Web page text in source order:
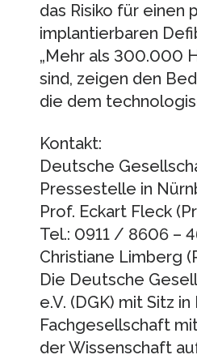
das Risiko für einen
implantierbaren
„Mehr als 300.000
sind, zeigen den
die dem
Kontakt:
Deutsche
Pressestelle in
Prof. Eckart Fleck
Tel.: 0911 / 8606 –
Christiane Limberg
Die Deutsche
e.V. (DGK) mit Sitz
Fachgesellschaft
der Wissenschaft